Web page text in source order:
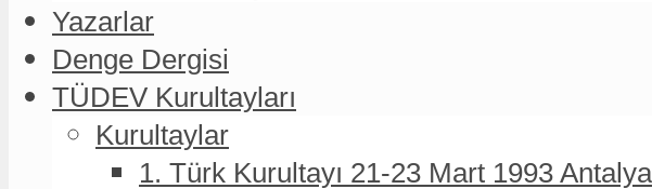
Yazarlar
Denge Dergisi
TÜDEV Kurultayları
Kurultaylar
1. Türk Kurultayı 21-23 Mart 1993 Antalya